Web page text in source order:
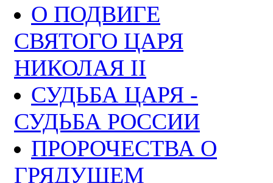
О ПОДВИГЕ
СВЯТОГО ЦАРЯ
НИКОЛАЯ II
СУДЬБА ЦАРЯ -
СУДЬБА РОССИИ
ПРОРОЧЕСТВА О
ГРЯДУЩЕМ